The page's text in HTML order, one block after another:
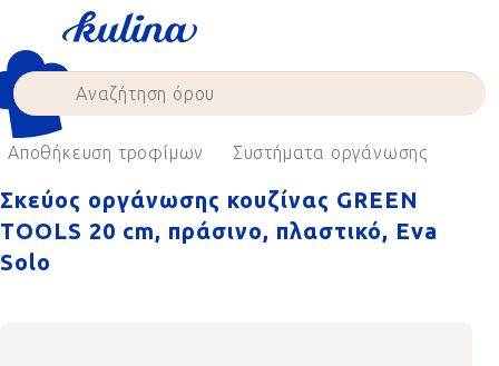
content
Αποθήκευση τροφίμων Συστήματα οργάνωσης
Σκεύος οργάνωσης κουζίνας GREEN
TOOLS 20 cm, πράσινο, πλαστικό, Eva
Solo